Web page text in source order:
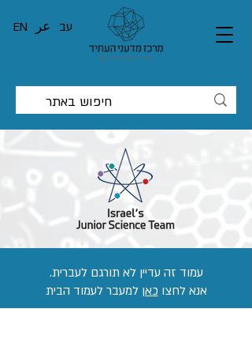
EN عر עב
עמוד זה עדיין לא תורגם לעברית.
אנא לחצו כאן למעבר לעמוד הבית